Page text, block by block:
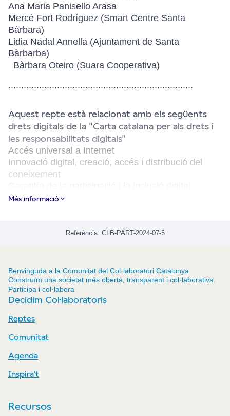
Ana Maria Panisello Arasa
Mercè Fort Rodríguez (Smart Centre Santa
Bàrbara)
Lidia Nadal Annella (Ajuntament de Santa
Bàrbarba)
Bàrbara Oteiro (Suara Cooperativa)
........................................................................
Aquest repte està relacionat amb els següents
drets digitals de la "Carta catalana per als drets i
les responsabilitats digitals"
Accés universal a Internet
Innovació digital, creació, accés i distribució del
coneixement
Més informació
Referència: CLB-PART-2024-07-5
Benvinguda a la Comunitat del Col·laboratori Catalunya
Construïm una societat més oberta, transparent i col·laborativa.
Participa i col·labora
Decidim Col·laboratoris
Reptes
Comunitat
Agenda
Inspira't
Recursos